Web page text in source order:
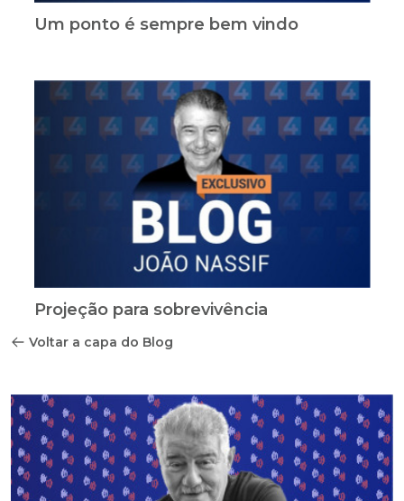
Um ponto é sempre bem vindo
Projeção para sobrevivência
Voltar a capa do Blog